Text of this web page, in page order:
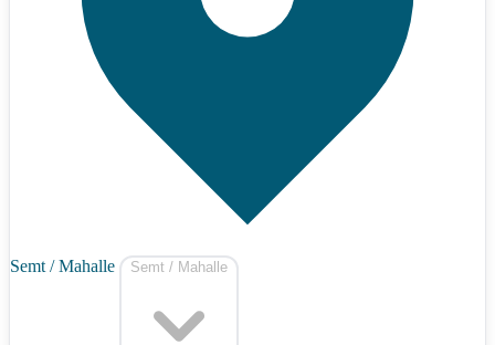
Semt / Mahalle Semt / Mahalle